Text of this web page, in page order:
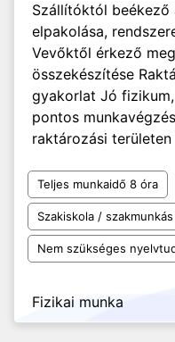
Szállítóktól beékező
elpakolása,
Vevőktől érkező
összekészítése
gyakorlat Jó
pontos
raktározási
Teljes munkaidő 8 óra
Szakiskola /
Nem szükséges
Fizikai munka